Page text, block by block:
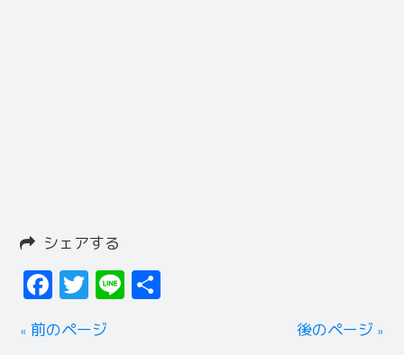
シェアする
Facebook
Twitter
Line
« 前のページ 後のページ »